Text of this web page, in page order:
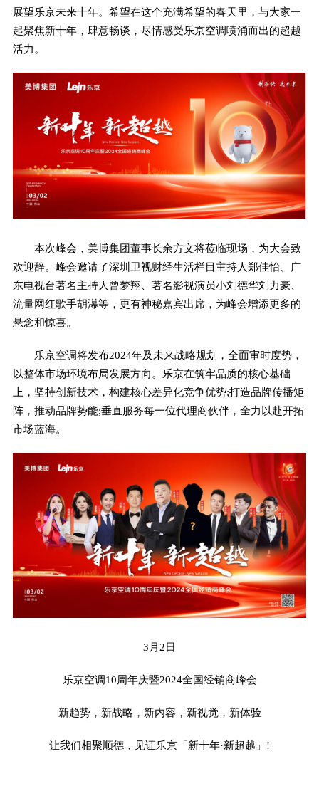
展望乐京未来十年。希望在这个充满希望的春天里，与大家一
起聚焦新十年，肆意畅谈，尽情感受乐京空调喷涌而出的超越
活力。
本次峰会，美博集团董事长余方文将莅临现场，为大会致
欢迎辞。峰会邀请了深圳卫视财经生活栏目主持人郑佳怡、广
东电视台著名主持人曾梦翔、著名影视演员小刘德华刘力豪、
流量网红歌手胡濗等，更有神秘嘉宾出席，为峰会增添更多的
悬念和惊喜。
乐京空调将发布2024年及未来战略规划，全面审时度势，
以整体市场环境布局发展方向。乐京在筑牢品质的核心基础
上，坚持创新技术，构建核心差异化竞争优势;打造品牌传播矩
阵，推动品牌势能;垂直服务每一位代理商伙伴，全力以赴开拓
市场蓝海。
3月2日
乐京空调10周年庆暨2024全国经销商峰会
新趋势，新战略，新内容，新视觉，新体验
让我们相聚顺德，见证乐京「新十年·新超越」!